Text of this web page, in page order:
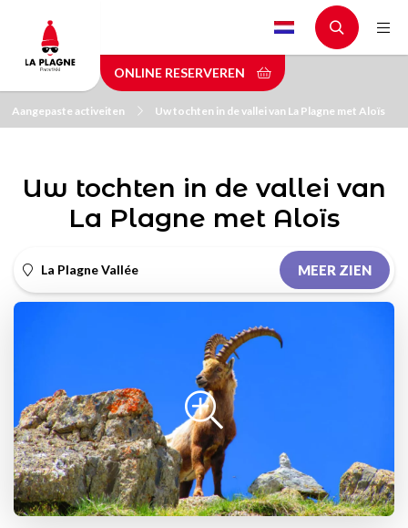
main
content
ONLINE RESERVEREN
Aangepaste activeiten Uw tochten in de vallei van La Plagne met Aloïs
Uw tochten in de vallei van
La Plagne met Aloïs
La Plagne Vallée MEER ZIEN